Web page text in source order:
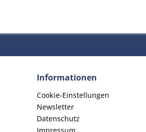
Informationen
Cookie-Einstellungen
Newsletter
Datenschutz